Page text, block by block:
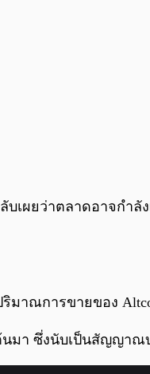
ว่าตลาดอาจกำลังเ
าณการขายของ
า ซึ่งนับเป็นสัญญา